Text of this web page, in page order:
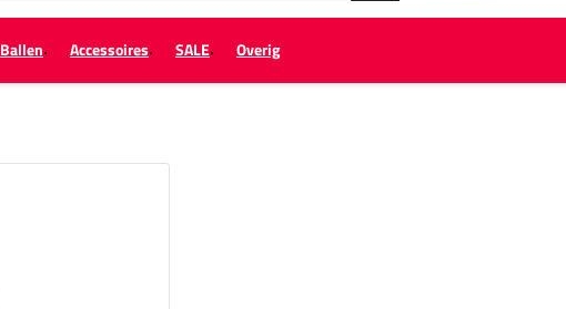
Ballen Accessoires SALE Overig